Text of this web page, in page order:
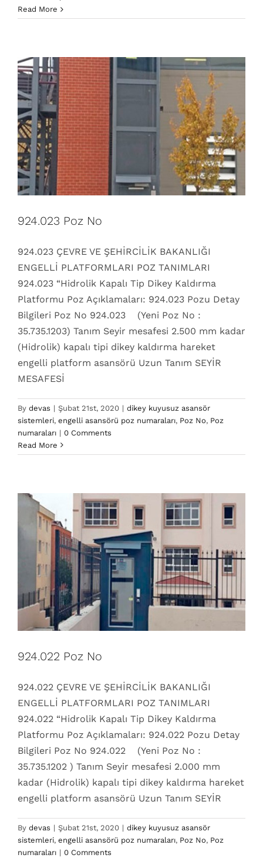
Read Moredikey kuyusuz asansör sistemleri
poz numaraları Poz No Poz numaraları
924.023 Poz No
924.023 ÇEVRE VE ŞEHİRCİLİK BAKANLIĞI
ENGELLİ PLATFORMLARI POZ TANIMLARI
924.023 “Hidrolik Kapalı Tip Dikey Kaldırma
Platformu Poz Açıklamaları: 924.023 Pozu Detay
Bilgileri Poz No 924.023 (Yeni Poz No :
35.735.1203) Tanım Seyir mesafesi 2.500 mm kadar
(Hidrolik) kapalı tipi dikey kaldırma hareket
engelli platform asansörü Uzun Tanım SEYİR
MESAFESİ
By devas | Şubat 21st, 2020 | dikey kuyusuz asansör
sistemleri, engelli asansörü poz numaraları, Poz No, Poz
numaraları | 0 Comments
Read More
924.022 Poz No
dikey kuyusuz asansör sistemleri
poz numaraları Poz No Poz numaraları
924.022 Poz No
924.022 ÇEVRE VE ŞEHİRCİLİK BAKANLIĞI
ENGELLİ PLATFORMLARI POZ TANIMLARI
924.022 “Hidrolik Kapalı Tip Dikey Kaldırma
Platformu Poz Açıklamaları: 924.022 Pozu Detay
Bilgileri Poz No 924.022 (Yeni Poz No :
35.735.1202 ) Tanım Seyir mesafesi 2.000 mm
kadar (Hidrolik) kapalı tipi dikey kaldırma hareket
engelli platform asansörü Uzun Tanım SEYİR
By devas | Şubat 21st, 2020 | dikey kuyusuz asansör
sistemleri, engelli asansörü poz numaraları, Poz No, Poz
numaraları | 0 Comments